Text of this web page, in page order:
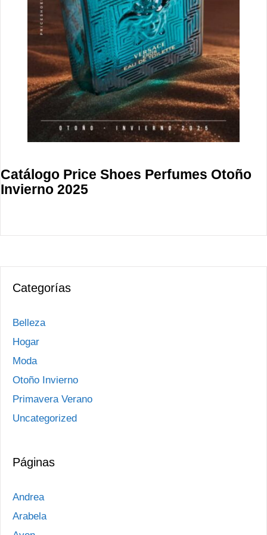
Catálogo Price Shoes Perfumes Otoño
Invierno 2025
Categorías
Belleza
Hogar
Moda
Otoño Invierno
Primavera Verano
Uncategorized
Páginas
Andrea
Arabela